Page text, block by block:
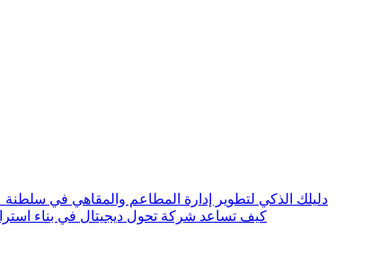
دليلك الذكي لتطوير إدارة المطاعم والمقاهي في سلطنة
كيف تساعد شركة تحول ديجيتال في بناء